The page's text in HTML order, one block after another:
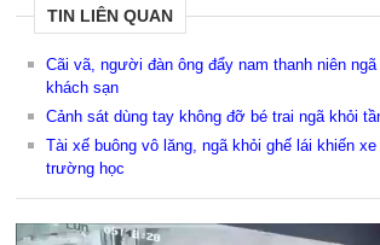
TIN LIÊN QUAN
Cãi vã, người đàn ông đẩy nam thanh niên
khách sạn
Cảnh sát dùng tay không đỡ bé trai ngã khỏi
Tài xế buông vô lăng, ngã khỏi ghế lái khiến
trường học